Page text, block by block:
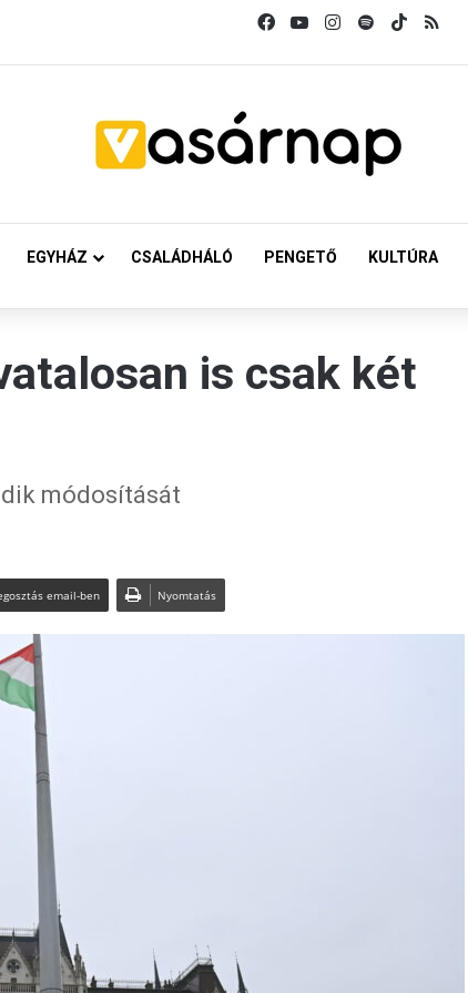
FacebookYouTubeInstagram
SpotifyTikTok
EGYHÁZ CSALÁDHÁLÓ PENGETŐ KULTÚRA
is csak két
módosítását
email-ben Nyomtatás